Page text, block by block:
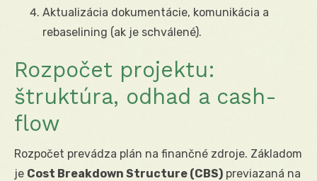
Aktualizácia dokumentácie, komunikácia a
rebaselining (ak je schválené).
Rozpočet projektu:
štruktúra, odhad a cash-
flow
Rozpočet prevádza plán na finančné zdroje. Základom
je Cost Breakdown Structure (CBS) previazaná na